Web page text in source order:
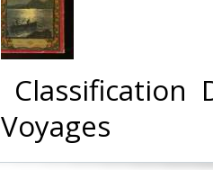
Classification
Voyages‎